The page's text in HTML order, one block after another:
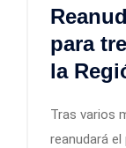
para
la
Tras varios
reanudará